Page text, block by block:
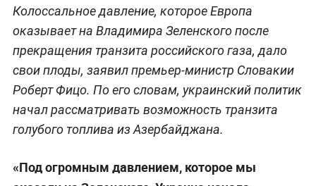
Колоссальное давление, которое Европа
оказывает на Владимира Зеленского после
прекращения транзита российского газа, дало
свои плоды, заявил премьер-министр Словакии
Роберт Фицо. По его словам, украинский политик
начал рассматривать возможность транзита
голубого топлива из Азербайджана.
«Под огромным давлением, которое мы